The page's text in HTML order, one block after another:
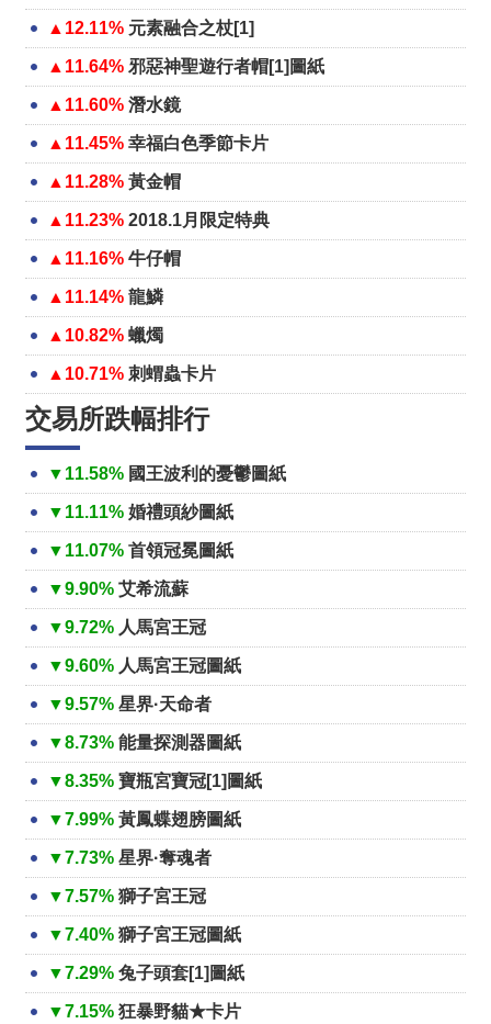
▲12.11% 元素融合之杖[1]
▲11.64% 邪惡神聖遊行者帽[1]圖紙
▲11.60% 潛水鏡
▲11.45% 幸福白色季節卡片
▲11.28% 黃金帽
▲11.23% 2018.1月限定特典
▲11.16% 牛仔帽
▲11.14% 龍鱗
▲10.82% 蠟燭
▲10.71% 刺蝟蟲卡片
交易所跌幅排行
▼11.58% 國王波利的憂鬱圖紙
▼11.11% 婚禮頭紗圖紙
▼11.07% 首領冠冕圖紙
▼9.90% 艾希流蘇
▼9.72% 人馬宮王冠
▼9.60% 人馬宮王冠圖紙
▼9.57% 星界·天命者
▼8.73% 能量探測器圖紙
▼8.35% 寶瓶宮寶冠[1]圖紙
▼7.99% 黃鳳蝶翅膀圖紙
▼7.73% 星界·奪魂者
▼7.57% 獅子宮王冠
▼7.40% 獅子宮王冠圖紙
▼7.29% 兔子頭套[1]圖紙
▼7.15% 狂暴野貓★卡片